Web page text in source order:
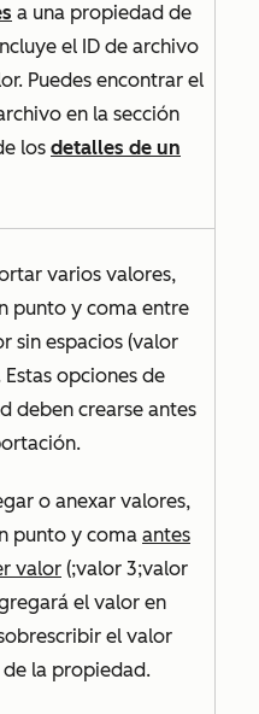
a una propiedad de
el ID de archivo
Puedes encontrar el
en la sección
los detalles de un
varios valores,
punto y coma entre
sin espacios (valor
Estas opciones de
deben crearse antes
o anexar valores,
punto y coma antes
valor (;valor 3;valor
el valor en
el valor
la propiedad.